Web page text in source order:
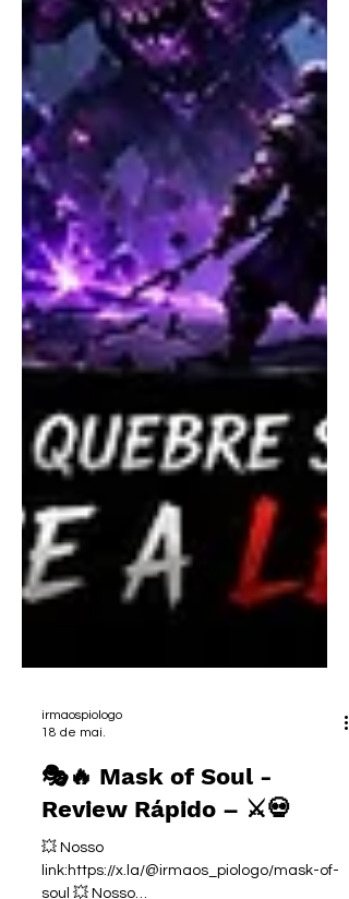
18 de mai.
🎭🔥 Mask of Soul -
Review Rápido – ⚔️💀
💥 Nosso